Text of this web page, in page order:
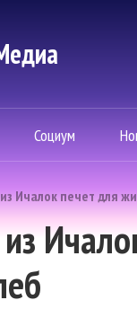
Социум
Ичалок печет для